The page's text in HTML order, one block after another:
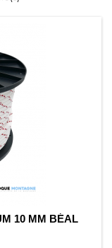
10 MM BÉAL